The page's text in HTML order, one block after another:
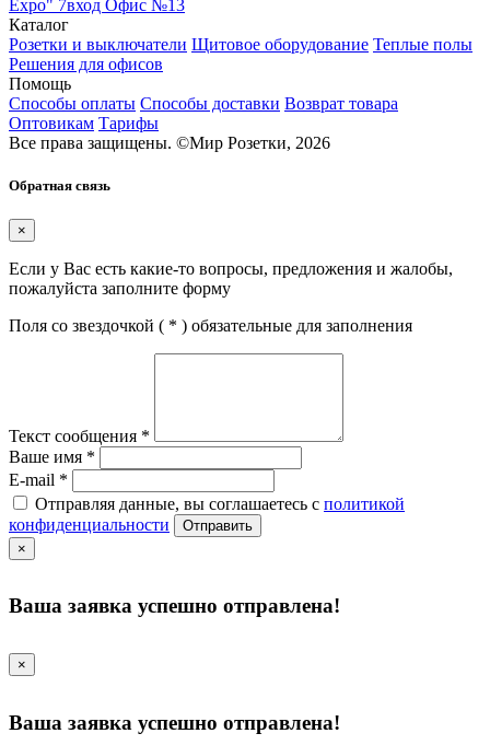
Expo" 7вход Офис №13
Каталог
Розетки и выключатели Щитовое оборудование Теплые полы
Решения для офисов
Помощь
Способы оплаты Способы доставки Возврат товара
Оптовикам Тарифы
Все права защищены. ©Мир Розетки, 2026
Обратная связь
×
Если у Вас есть какие-то вопросы, предложения и жалобы,
пожалуйста заполните форму
Поля со звездочкой ( * ) обязательные для заполнения
Текст сообщения *
Ваше имя *
E-mail *
Отправляя данные, вы соглашаетесь с политикой
конфиденциальности
Отправить
×
Ваша заявка успешно отправлена!
×
Ваша заявка успешно отправлена!